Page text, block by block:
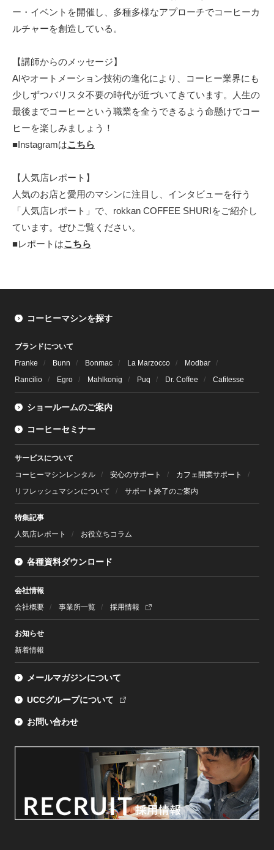
ー・イベントを開催し、多種多様なアプローチでコーヒーカ
ルチャーを創造している。
【講師からのメッセージ】
AIやオートメーション技術の進化により、コーヒー業界にも
少しずつバリスタ不要の時代が近づいてきています。人生の
最後までコーヒーという職業を全うできるよう命懸けでコー
ヒーを楽しみましょう！
■Instagramはこちら
【人気店レポート】
人気のお店と愛⽤のマシンに注⽬し、インタビューを⾏う
「⼈気店レポート」で、rokkan COFFEE SHURIをご紹介し
ています。ぜひご覧ください。
■レポートはこちら
コーヒーマシンを探す
ブランドについて
Franke
Bunn Bonmac La Marzocco
Modbar
Rancilio
Egro Mahlkonig Puq Dr. Coffee Cafitesse
ショールームのご案内
コーヒーセミナー
サービスについて
コーヒーマシンレンタル
安心のサポート
カフェ開業サポート
リフレッシュマシンについて
サポート終了のご案内
特集記事
人気店レポート
お役立ちコラム
各種資料ダウンロード
会社情報
会社概要
事業所一覧 採用情報
お知らせ
新着情報
メールマガジンについて
UCCグループについて
お問い合わせ